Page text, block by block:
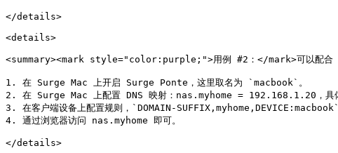
</details>
<details>
<summary><mark style="color:purple;">用例 #2：</mark>可以配合
1. 在 Surge Mac 上开启 Surge Ponte，这里取名为 `macbook`。
2. 在 Surge Mac 上配置 DNS 映射：nas.myhome = 192.168.1.20，具体
3. 在客户端设备上配置规则，`DOMAIN-SUFFIX,myhome,DEVICE:macbook`
4. 通过浏览器访问 nas.myhome 即可。
</details>